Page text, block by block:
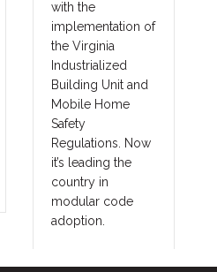
improving total
costs and margins
in major areas of
construction, such
as commercial,
government,
union and
prevailing wage
projects. These
benefits translate
into other large
fringe areas, such
commercial cold